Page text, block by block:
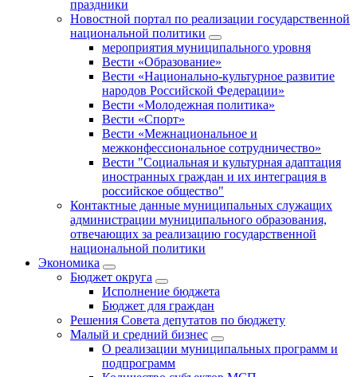
праздники
Новостной портал по реализации государственной
национальной политики
мероприятия муниципального уровня
Вести «Образование»
Вести «Национально-культурное развитие
народов Российской Федерации»
Вести «Молодежная политика»
Вести «Спорт»
Вести «Межнациональное и
межконфессиональное сотрудничество»
Вести "Социальная и культурная адаптация
иностранных граждан и их интеграция в
российское общество"
Контактные данные муниципальных служащих
администрации муниципального образования,
отвечающих за реализацию государственной
национальной политики
Экономика
Бюджет округa
Исполнение бюджета
Бюджет для граждан
Решения Совета депутатов по бюджету
Малый и средний бизнес
О реализации муниципальных программ и
подпрограмм